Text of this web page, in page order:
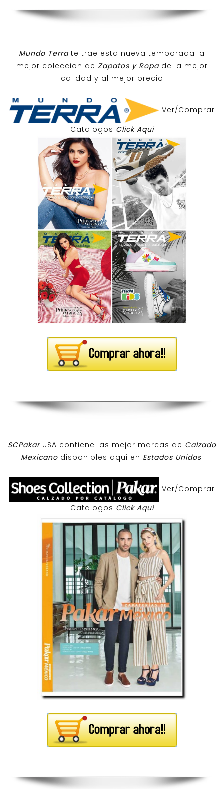
Mundo Terra te trae esta nueva temporada la
mejor coleccion de Zapatos y Ropa de la mejor
calidad y al mejor precio
Ver/Comprar
Catalogos Click Aqui
SCPakar USA contiene las mejor marcas de Calzado
Mexicanodisponibles aqui en Estados Unidos.
Ver/Comprar
Catalogos Click Aqui